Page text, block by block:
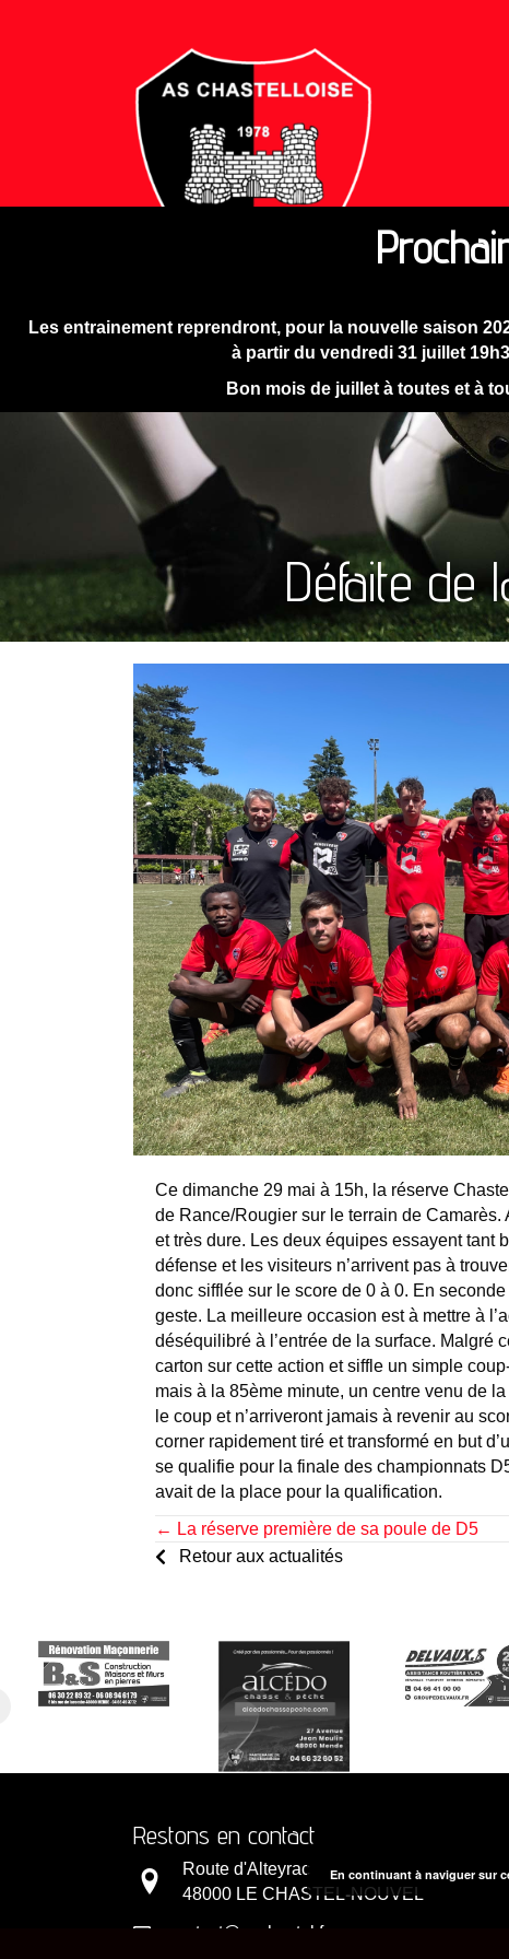
Les entrainement reprendront, pour la nouvelle saison
à partir du vendredi 31 juillet
Bon mois de juillet à toutes et à
Défaite de
Ce dimanche 29 mai à 15h, la réserve
de Rance/Rougier sur le terrain de
et très dure. Les deux équipes essayent tant
défense et les visiteurs n’arrivent pas à
donc sifflée sur le score de 0 à 0. En
geste. La meilleure occasion est à mettre à
déséquilibré à l’entrée de la surface. Malgré
carton sur cette action et siffle un simple
mais à la 85ème minute, un centre venu de
le coup et n’arriveront jamais à revenir au
corner rapidement tiré et transformé en but
se qualifie pour la finale des championnats
avait de la place pour la qualification.
Posts
← La réserve première de sa poule de D5
Retour aux actualités
Restons en contact
Route d'Alteyrac
48000 LE CHASTEL-NOUVEL
contact@aschastel.fr
En continuant à naviguer sur